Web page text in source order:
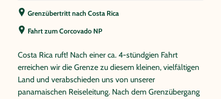
Grenzübertritt nach Costa Rica
Fahrt zum Corcovado NP
Costa Rica ruft! Nach einer ca. 4-stündgien Fahrt
erreichen wir die Grenze zu diesem kleinen, vielfältigen
Land und verabschieden uns von unserer
panamaischen Reiseleitung. Nach dem Grenzübergang